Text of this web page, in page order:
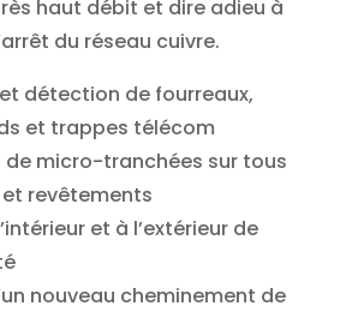
haut débit et dire adieu à
du réseau cuivre.
détection de fourreaux,
et trappes télécom
de micro-tranchées sur tous
revêtements
et à l’extérieur de
nouveau cheminement de